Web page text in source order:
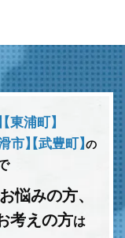
東浦町】
市】【武豊町】の
お悩みの方、
考えの方は